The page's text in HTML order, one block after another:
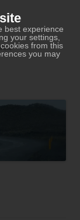
best experience
your settings,
from this
you may